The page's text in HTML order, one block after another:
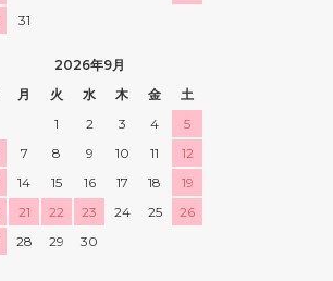
31
2026年9月
月 火 水 木 金
土
1
2 3 4
5
7 8 9 10 11
12
14 15 16 17 18
19
21 22 23 24 25
26
28 29 30